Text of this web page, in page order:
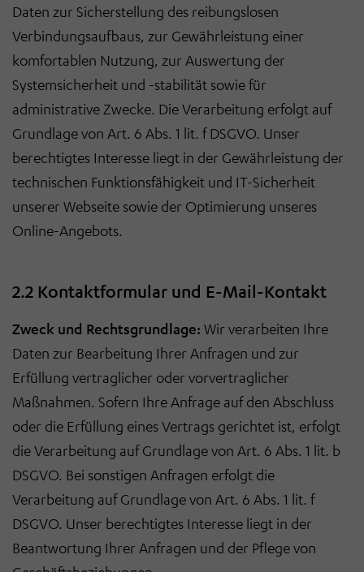
Daten zur Sicherstellung des reibungslosen
Verbindungsaufbaus, zur Gewährleistung einer
komfortablen Nutzung, zur Auswertung der
Systemsicherheit und -stabilität sowie für
administrative Zwecke. Die Verarbeitung erfolgt auf
Grundlage von Art. 6 Abs. 1 lit. f DSGVO. Unser
berechtigtes Interesse liegt in der Gewährleistung der
technischen Funktionsfähigkeit und IT-Sicherheit
unserer Webseite sowie der Optimierung unseres
Online-Angebots.
2.2 Kontaktformular und E-Mail-Kontakt
Zweck und Rechtsgrundlage: Wir verarbeiten Ihre
Daten zur Bearbeitung Ihrer Anfragen und zur
Erfüllung vertraglicher oder vorvertraglicher
Maßnahmen. Sofern Ihre Anfrage auf den Abschluss
oder die Erfüllung eines Vertrags gerichtet ist, erfolgt
die Verarbeitung auf Grundlage von Art. 6 Abs. 1 lit. b
DSGVO. Bei sonstigen Anfragen erfolgt die
Verarbeitung auf Grundlage von Art. 6 Abs. 1 lit. f
DSGVO. Unser berechtigtes Interesse liegt in der
Beantwortung Ihrer Anfragen und der Pflege von